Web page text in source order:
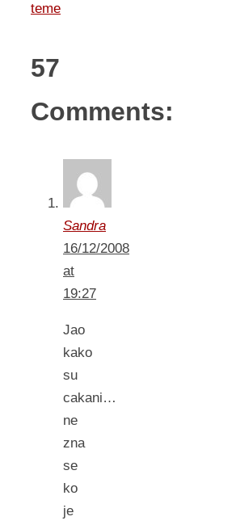
teme
57
Comments:
Sandra
16/12/2008
at
19:27
Jao
kako
su
cakani…
ne
zna
se
ko
je